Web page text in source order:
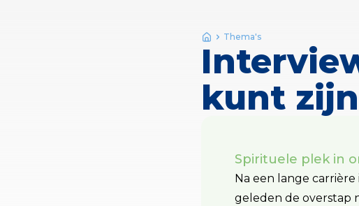
Thema's
kunt
Spirituele plek in
Na een lange
geleden de overstap